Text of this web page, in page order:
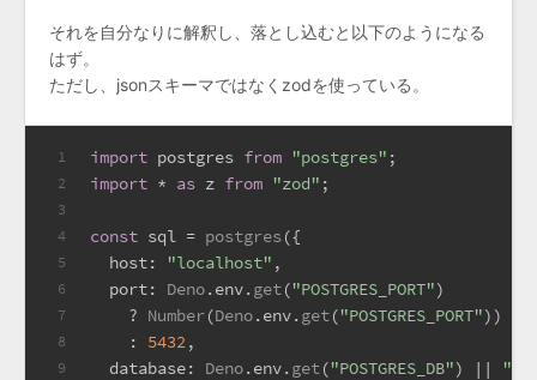
それを自分なりに解釈し、落とし込むと以下のようになる
はず。
ただし、jsonスキーマではなくzodを使っている。
1
2
3
4
5
6
7
8
9
import postgres from "postgres" ;
import * as z from "zod" ;
const sql = postgres ({
host: "localhost" ,
port: Deno.env.get("POSTGRES_PORT")
    ?
Number(Deno.env.get("POSTGRES_PORT"))
    :
5432,
database: Deno.env.get("POSTGRES_DB") ||